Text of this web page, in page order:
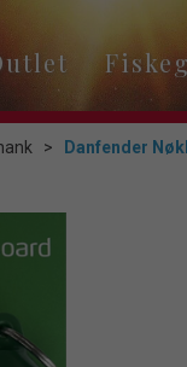
> Danfender